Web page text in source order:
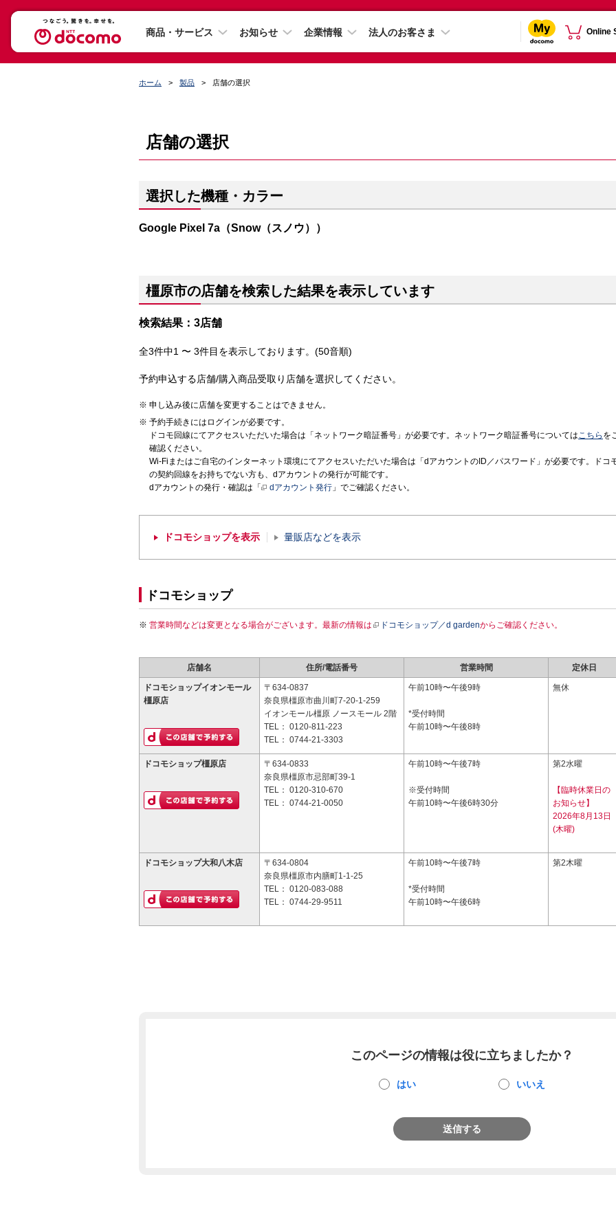
商品・サービス お知らせ 企業情報 法人のお客さま Online
ホーム 製品 店舗の選択
店舗の選択
選択した機種・カラー
Google Pixel 7a（Snow（スノウ））
橿原市の店舗を検索した結果を表示しています
検索結果：3店舗
全3件中1 〜 3件目を表示しております。(50音順)
予約申込する店舗/購入商品受取り店舗を選択してください。
申し込み後に店舗を変更することはできません。
予約手続きにはログインが必要です。
ドコモ回線にてアクセスいただいた場合は「ネットワーク暗証番号」が必要です。ネットワーク暗証番号についてはこちら を
確認ください。
Wi-Fiまたはご自宅のインターネット環境にてアクセスいただいた場合は「dアカウントのID／パスワード」が必要です。ドコ
の契約回線をお持ちでない方も、dアカウントの発行が可能です。
dアカウントの発行・確認は「
dアカウント発行 」でご確認ください。
ドコモショップを表示 量販店などを表示
ドコモショップ
営業時間などは変更となる場合がございます。最新の情報は ドコモショップ／d gardenからご確認ください。
店舗名 住所/電話番号 営業時間 定休日
ドコモショップイオンモール
橿原店
〒634-0837
奈良県橿原市曲川町7-20-1-259
イオンモール橿原 ノースモール 2階
TEL： 0120-811-223
TEL： 0744-21-3303
午前10時〜午後9時
*受付時間
午前10時〜午後8時
無休
ドコモショップ橿原店
〒634-0833
奈良県橿原市忌部町39-1
TEL： 0120-310-670
TEL： 0744-21-0050
午前10時〜午後7時
※受付時間
午前10時〜午後6時30分
第2水曜
【臨時休業日の
お知らせ】
2026年8月13日
(木曜)
ドコモショップ大和八木店
〒634-0804
奈良県橿原市内膳町1-1-25
TEL： 0120-083-088
TEL： 0744-29-9511
午前10時〜午後7時
*受付時間
午前10時〜午後6時
第2木曜
このページの情報は役に立ちましたか？
はい いいえ
送信する